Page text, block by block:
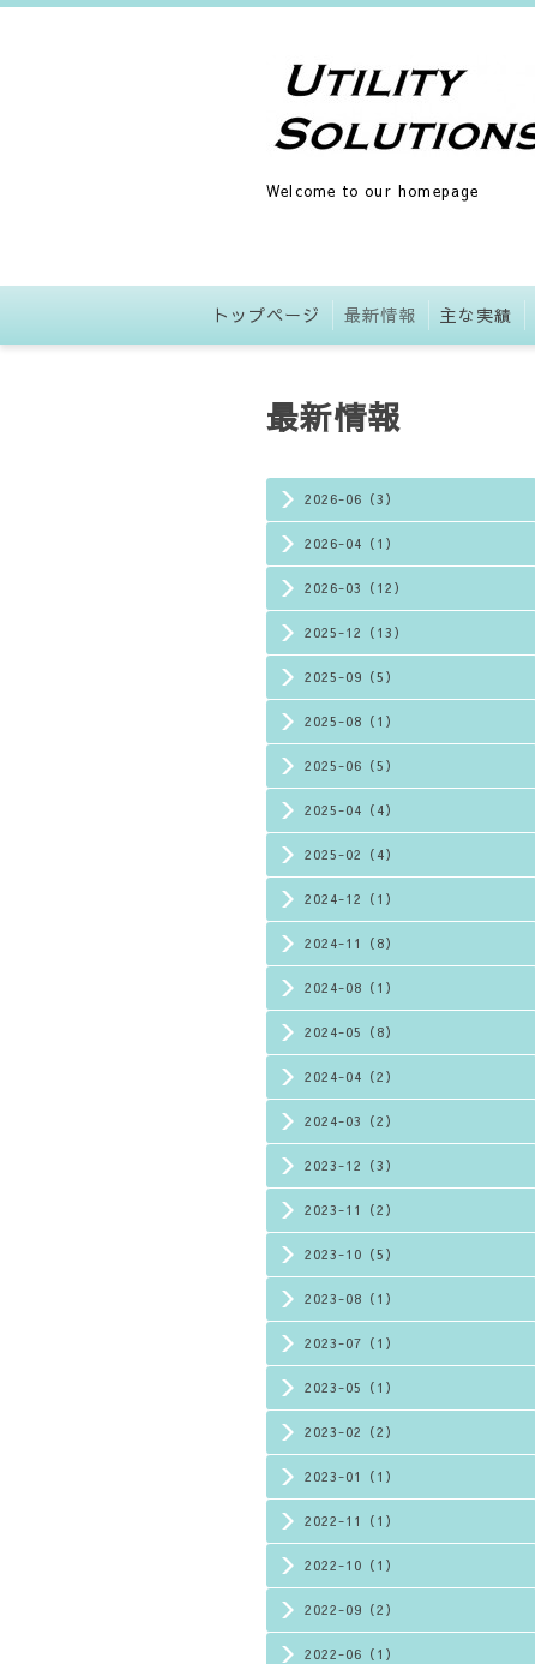
Welcome to our homepage
トップページ 最新情報 主な実績
2026-06（3）
2026-04（1）
2026-03（12）
2025-12（13）
2025-09（5）
2025-08（1）
2025-06（5）
2025-04（4）
2025-02（4）
2024-12（1）
2024-11（8）
2024-08（1）
2024-05（8）
2024-04（2）
2024-03（2）
2023-12（3）
2023-11（2）
2023-10（5）
2023-08（1）
2023-07（1）
2023-05（1）
2023-02（2）
2023-01（1）
2022-11（1）
2022-10（1）
2022-09（2）
2022-06（1）
最新情報